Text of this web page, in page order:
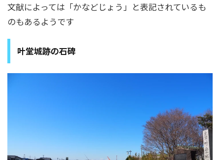
文献によっては「かなどじょう」と表記されているも
のもあるようです
叶堂城跡の石碑